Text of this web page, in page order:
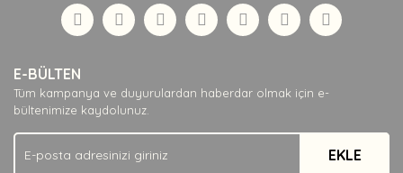
Yorum Yaz
Görüş ve önerileriniz için teşekkür ederiz.
Ürün açıklamasında eksik bilgiler bulunuyor.
Ürün bilgilerinde hatalar bulunuyor.
Ürün fiyatı diğer sitelerden daha pahalı.
Bu ürüne benzer farklı alternatifler olmalı.
E-BÜLTEN
Tüm kampanya ve duyurulardan haberdar olmak için e-
bültenimize kaydolunuz.
EKLE